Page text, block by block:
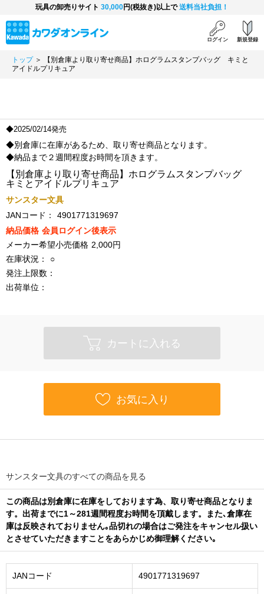
玩具の卸売りサイト 30,000円(税抜き)以上で送料当社負担！
ログイン 新規登録
トップ＞ 【別倉庫より取り寄せ商品】ホログラムスタンプバッグ キミと
アイドルプリキュア
◆2025/02/14発売
◆別倉庫に在庫があるため、取り寄せ商品となります。
◆納品まで２週間程度お時間を頂きます。
【別倉庫より取り寄せ商品】ホログラムスタンプバッグ
キミとアイドルプリキュア
サンスター文具
JANコード：
4901771319697
納品価格 会員ログイン後表示
メーカー希望小売価格 2,000円
在庫状況：
○
発注上限数：
出荷単位：
カートに入れる
お気に入り
サンスター文具のすべての商品を見る
この商品は別倉庫に在庫をしております為、取り寄せ商品となりま
す。出荷までに1～281週間程度お時間を頂戴します。また､倉庫在
庫は反映されておりません｡品切れの場合はご発注をキャンセル扱い
とさせていただきますことをあらかじめ御理解ください｡
JANコード 4901771319697